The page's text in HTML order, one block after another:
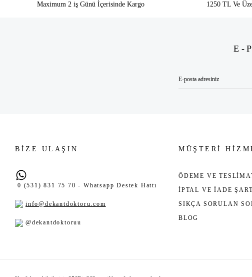
Maximum 2 iş Günü İçerisinde Kargo 1250 TL Ve
E-
BİZE ULAŞIN
0 (531) 831 75 70 - Whatsapp Destek Hattı
info@dekantdoktoru.com
@dekantdoktoruu
MÜŞTERİ
ÖDEME VE
İPTAL VE İADE
SIKÇA SORULAN
BLOG